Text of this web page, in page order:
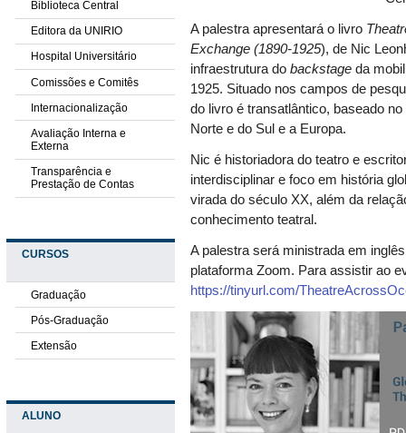
Biblioteca Central
Editora da UNIRIO
Hospital Universitário
Comissões e Comitês
Internacionalização
Avaliação Interna e
Externa
Transparência e
Prestação de Contas
CURSOS
Graduação
Pós-Graduação
Extensão
ALUNO
A palestra apresentará o livro
Exchange (1890-1925), de Nic
infraestrutura dobackstageda
1925. Situado nos campos de
do livro é transatlântico, baseado
Norte e do Sul e a Europa.
Nic é historiadora do teatro e
interdisciplinar e foco em história
virada do século XX, além da
conhecimento teatral.
A palestra será ministrada em
plataforma Zoom. Para assistir ao
https://tinyurl.com/